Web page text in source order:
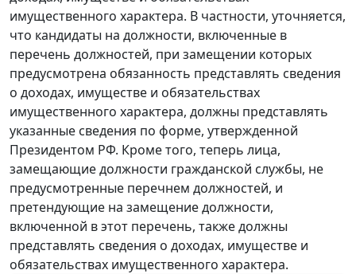
имущественного характера. В частности, уточняется,
что кандидаты на должности, включенные в
перечень должностей, при замещении которых
предусмотрена обязанность представлять сведения
о доходах, имуществе и обязательствах
имущественного характера, должны представлять
указанные сведения по форме, утвержденной
Президентом РФ. Кроме того, теперь лица,
замещающие должности гражданской службы, не
предусмотренные перечнем должностей, и
претендующие на замещение должности,
включенной в этот перечень, также должны
представлять сведения о доходах, имуществе и
обязательствах имущественного характера.